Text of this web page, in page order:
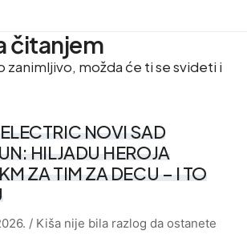
čitanjem
zanimljivo, možda će ti se svideti i
NOVI SAD
HILJADU HEROJA
ZA TIM ZA DECU – I TO
/ Kiša nije bila razlog da ostanete